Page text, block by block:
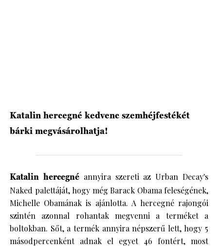
Katalin hercegné kedvenc szemhéjfestékét
bárki megvásárolhatja!
Katalin hercegnéannyira szereti az Urban Decay's
Naked palettáját, hogy még Barack Obama feleségének,
Michelle Obamának is ajánlotta. A hercegné rajongói
szintén azonnal rohantak megvenni a terméket a
boltokban. Sőt, a termék annyira népszerű lett, hogy 5
másodpercenként adnak el egyet 46 fontért, most